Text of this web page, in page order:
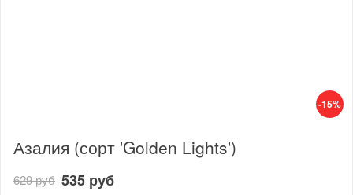
-15%
Азалия (сорт 'Golden Lights')
629 руб 535 руб